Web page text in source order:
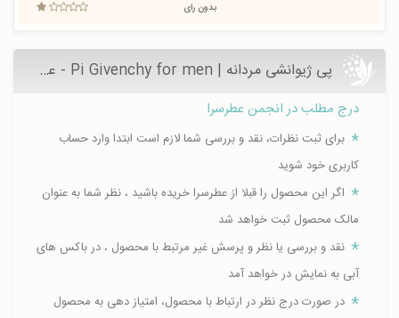
بدون رای
پی ژیوانشی مردانه | Pi Givenchy for men - عطرسرا
درج مطلب در انجمن عطرسرا
برای ثبت نظرات، نقد و بررسی شما لازم است ابتدا وارد حساب
کاربری خود شوید
اگر این محصول را قبلا از عطرسرا خریده باشید ، نظر شما به عنوان
مالک محصول ثبت خواهد شد
نقد و بررسی یا نظر و پرسش غیر مرتبط با محصول ، در باکس های
آبی به نمایش در خواهد آمد
در صورت درج نظر در ارتباط با محصول، امتیاز دهی به محصول